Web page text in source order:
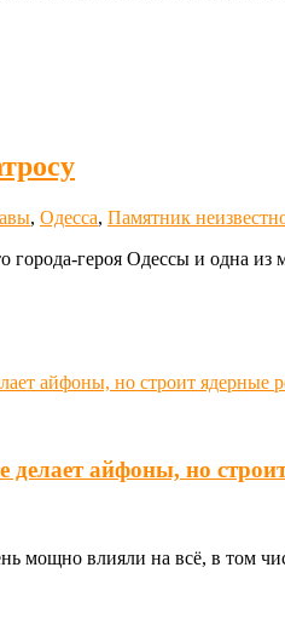
, Одесса, Памятник
героя Одессы и одна из
айфоны, но
мощно влияли на всё, в том